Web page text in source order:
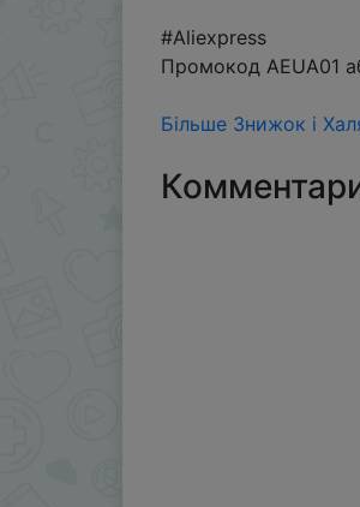
#Aliexpress
Промокод AEUA01
Більше Знижок і